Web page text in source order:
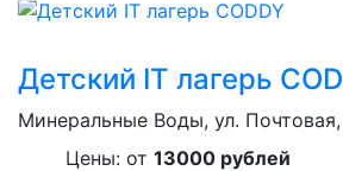
Детский IT лагерь
Минеральные Воды, ул. Почтовая,
Цены: от 13000 рублей